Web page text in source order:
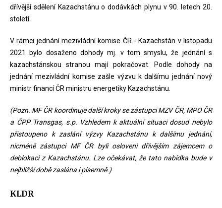
dřívější sdělení Kazachstánu o dodávkách plynu v 90. letech 20.
století.
V rámci jednání mezivládní komise ČR - Kazachstán v listopadu
2021 bylo dosaženo dohody mj. v tom smyslu, že jednání s
kazachstánskou stranou mají pokračovat. Podle dohody na
jednání mezivládní komise zašle výzvu k dalšímu jednání nový
ministr financí ČR ministru energetiky Kazachstánu.
(Pozn. MF ČR koordinuje další kroky se zástupci MZV ČR, MPO ČR
a ČPP Transgas, s.p. Vzhledem k aktuální situaci dosud nebylo
přistoupeno k zaslání výzvy Kazachstánu k dalšímu jednání,
nicméně zástupci MF ČR byli osloveni dřívějším zájemcem o
deblokaci z Kazachstánu. Lze očekávat, že tato nabídka bude v
nejbližší době zaslána i písemně.)
KLDR